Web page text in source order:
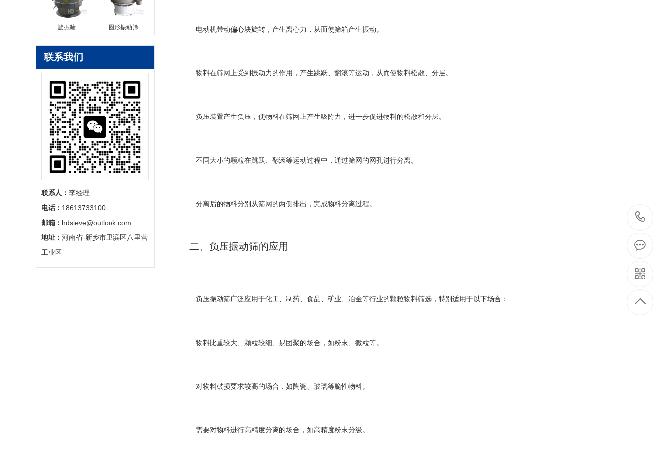
旋振筛 圆形振动筛
联系我们
联系人： 李经理
电话： 18613733100
邮箱： hdsieve@outlook.com
地址： 河南省-新乡市卫滨区八里营
工业区
电动机带动偏心块旋转，产生离心力，从而使筛箱产生振动。
物料在筛网上受到振动力的作用，产生跳跃、翻滚等运动，从而使物料松散、分层。
负压装置产生负压，使物料在筛网上产生吸附力，进一步促进物料的松散和分层。
不同大小的颗粒在跳跃、翻滚等运动过程中，通过筛网的网孔进行分离。
分离后的物料分别从筛网的两侧排出，完成物料分离过程。
二、负压振动筛的应用
负压振动筛广泛应用于化工、制药、食品、矿业、冶金等行业的颗粒物料筛选，特别适用于以下场合：
物料比重较大、颗粒较细、易团聚的场合，如粉末、微粒等。
对物料破损要求较高的场合，如陶瓷、玻璃等脆性物料。
需要对物料进行高精度分离的场合，如高精度粉末分级。